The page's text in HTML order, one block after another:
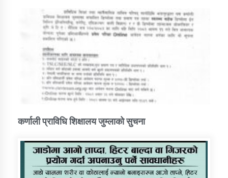
कर्णाली प्राविधि शिक्षालय जुम्लाको सुचना